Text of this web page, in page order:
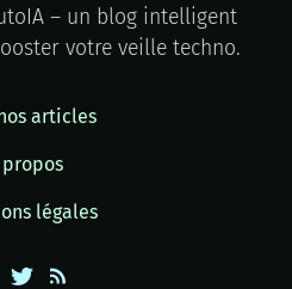
– un blog intelligent
votre veille techno.
articles
propos
légales